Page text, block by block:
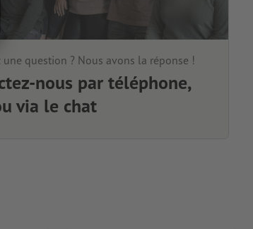
une question ? Nous avons la réponse !
nous par téléphone,
via le chat